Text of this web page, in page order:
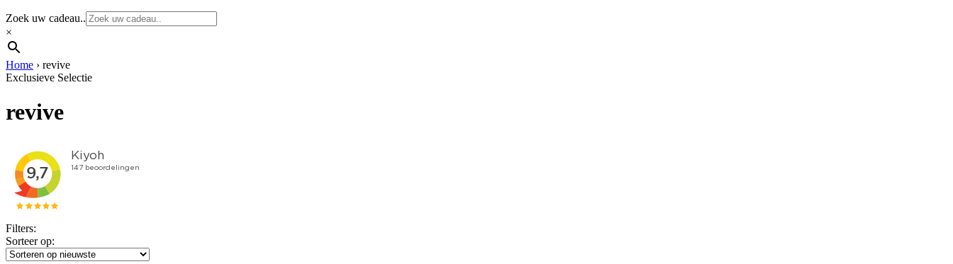
Zoek uw cadeau..
×
Home › revive
Exclusieve Selectie
revive
Filters:
Sorteer op: